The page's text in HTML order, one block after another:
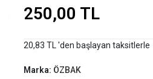
250,00 TL
20,83 TL 'den başlayan taksitlerle
Marka: ÖZBAK